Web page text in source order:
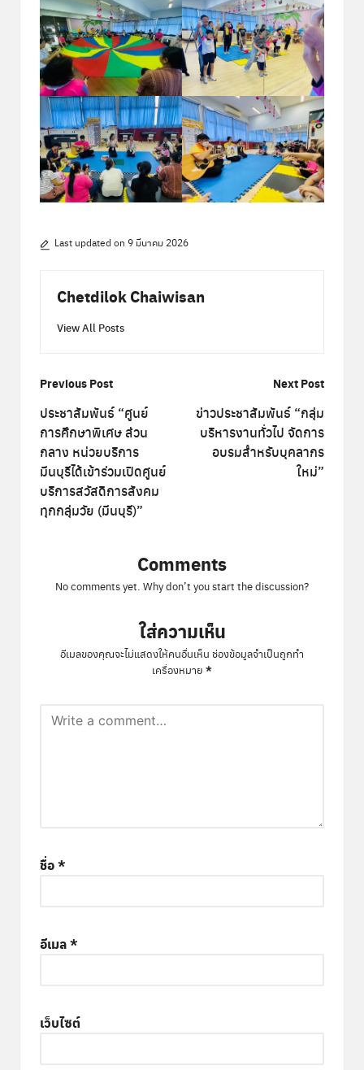
Last updated on 9 มีนาคม 2026
Chetdilok Chaiwisan
View All Posts
Post
navigation
Previous Post
ประชาสัมพันธ์ “ศูนย์
การศึกษาพิเศษ ส่วน
กลาง หน่วยบริการ
มีนบุรีได้เข้าร่วมเปิดศูนย์
บริการสวัสดิการสังคม
ทุกกลุ่มวัย (มีนบุรี)”
Next Post
ข่าวประชาสัมพันธ์ “กลุ่ม
บริหารงานทั่วไป จัดการ
อบรมสำหรับบุคลากร
ใหม่”
Comments
No comments yet. Why don’t you start the discussion?
ใส่ความเห็น
อีเมลของคุณจะไม่แสดงให้คนอื่นเห็น ช่องข้อมูลจำเป็นถูกทำ
เครื่องหมาย *
ชื่อ*
อีเมล*
เว็บไซต์